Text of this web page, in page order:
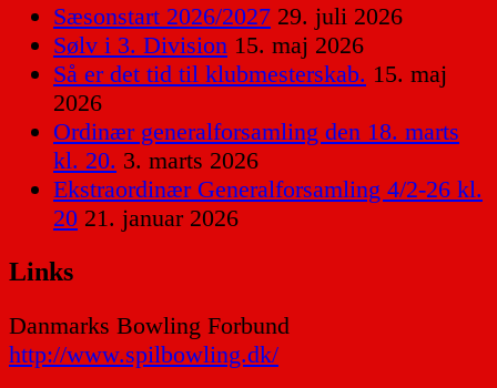
Sæsonstart 2026/2027 29. juli 2026
Sølv i 3. Division 15. maj 2026
Så er det tid til klubmesterskab. 15. maj
2026
Ordinær generalforsamling den 18. marts
kl. 20. 3. marts 2026
Ekstraordinær Generalforsamling 4/2-26 kl.
20 21. januar 2026
Links
Danmarks Bowling Forbund
http://www.spilbowling.dk/